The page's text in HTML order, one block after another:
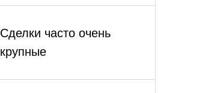
Сделки часто очень
крупные